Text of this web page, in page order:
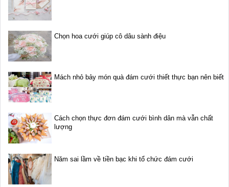
Chọn hoa cưới giúp cô dâu sành điệu
Mách nhỏ bảy món quà đám cưới thiết thực bạn nên biết
Cách chọn thực đơn đám cưới bình dân mà vẫn chất
lượng
Năm sai lầm về tiền bạc khi tổ chức đám cưới